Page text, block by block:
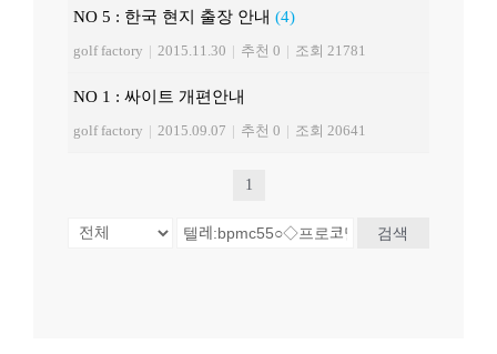
NO 5 : 한국 현지 출장 안내 (4)
golf factory | 2015.11.30 | 추천 0 | 조회 21781
NO 1 : 싸이트 개편안내
golf factory | 2015.09.07 | 추천 0 | 조회 20641
1
검색